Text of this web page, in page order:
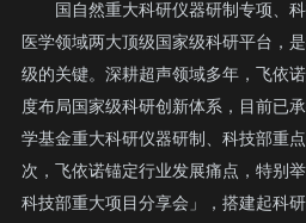
国自然重大科研仪器研制专项、
医学领域两大顶级国家级科研平台，
级的关键。深耕超声领域多年，飞依
度布局国家级科研创新体系，目前已
学基金重大科研仪器研制、科技部重
次，飞依诺锚定行业发展痛点，特别
科技部重大项目分享会」，搭建起科